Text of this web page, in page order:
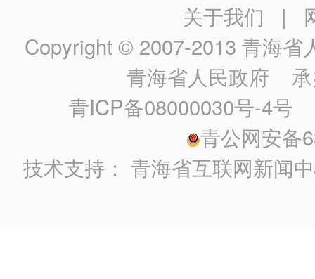
关于我们 |
Copyright © 2007-2013 青海省
青海省人民政府 承
青ICP备08000030号-4号
青公网安备
技术支持：青海省互联网新闻